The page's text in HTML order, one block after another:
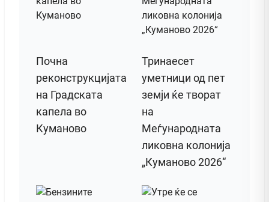
Почна
реконструкцијата
на Градската
капела во
Куманово
Тринаесет
уметници од пет
земји ќе творат
на
Меѓународната
ликовна колонија
„Куманово 2026“